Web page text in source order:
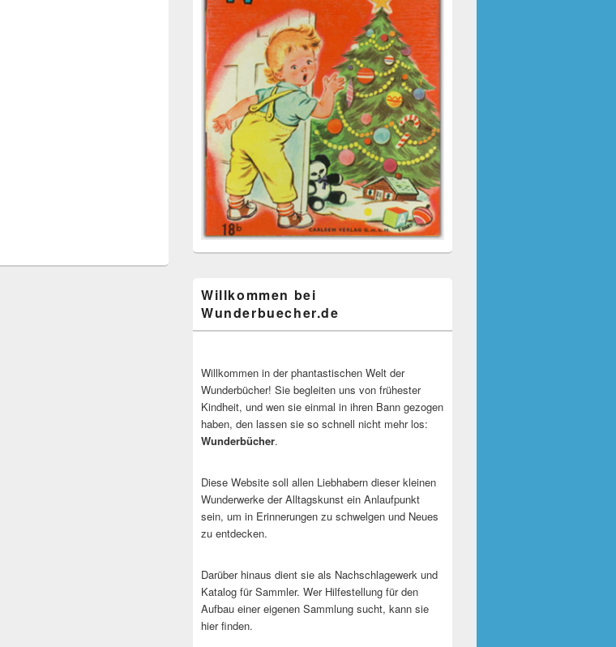
Willkommen bei
Wunderbuecher.de
Willkommen in der phantastischen Welt der
Wunderbücher! Sie begleiten uns von frühester
Kindheit, und wen sie einmal in ihren Bann gezogen
haben, den lassen sie so schnell nicht mehr los:
Wunderbücher.
Diese Website soll allen Liebhabern dieser kleinen
Wunderwerke der Alltagskunst ein Anlaufpunkt
sein, um in Erinnerungen zu schwelgen und Neues
zu entdecken.
Darüber hinaus dient sie als Nachschlagewerk und
Katalog für Sammler. Wer Hilfestellung für den
Aufbau einer eigenen Sammlung sucht, kann sie
hier finden.